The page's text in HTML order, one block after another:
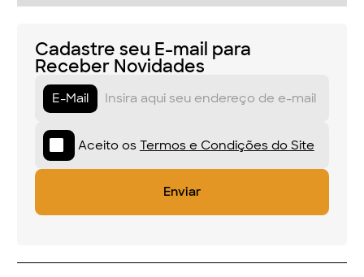
Cadastre seu E-mail para
Receber Novidades
E-Mail
Aceito os Termos e Condições do Site